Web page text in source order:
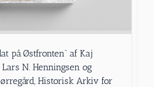
på Østfronten” af Kaj
N. Henningsen og
Historisk Arkiv for